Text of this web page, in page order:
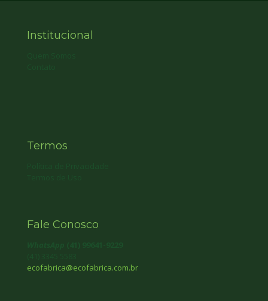
Institucional
Termos
Fale Conosco
ecofabrica@ecofabrica.com.br